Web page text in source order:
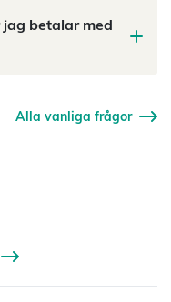
betalar med
Alla vanliga frågor